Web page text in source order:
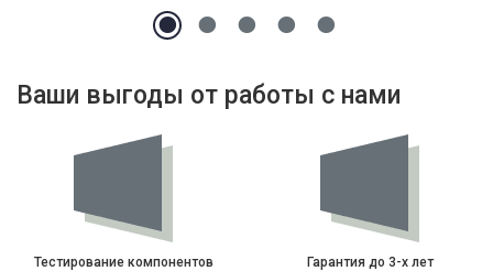
Ваши выгоды от работы с нами
Тестирование компонентов
Гарантия до 3-х лет